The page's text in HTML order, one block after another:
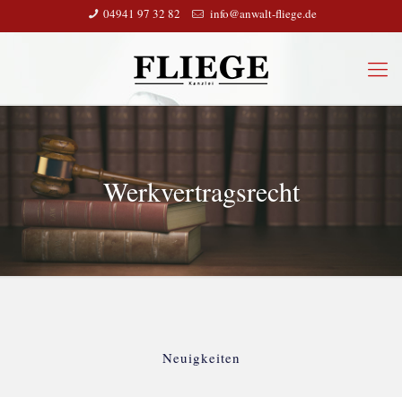
04941 97 32 82 info@anwalt-fliege.de
Werkvertragsrecht
Neuigkeiten